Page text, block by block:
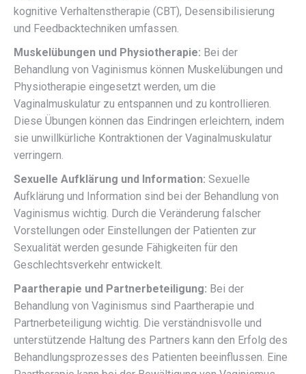
kognitive Verhaltenstherapie (CBT), Desensibilisierung
und Feedbacktechniken umfassen.
Muskelübungen und Physiotherapie: Bei der
Behandlung von Vaginismus können Muskelübungen und
Physiotherapie eingesetzt werden, um die
Vaginalmuskulatur zu entspannen und zu kontrollieren.
Diese Übungen können das Eindringen erleichtern, indem
sie unwillkürliche Kontraktionen der Vaginalmuskulatur
verringern.
Sexuelle Aufklärung und Information: Sexuelle
Aufklärung und Information sind bei der Behandlung von
Vaginismus wichtig. Durch die Veränderung falscher
Vorstellungen oder Einstellungen der Patienten zur
Sexualität werden gesunde Fähigkeiten für den
Geschlechtsverkehr entwickelt.
Paartherapie und Partnerbeteiligung: Bei der
Behandlung von Vaginismus sind Paartherapie und
Partnerbeteiligung wichtig. Die verständnisvolle und
unterstützende Haltung des Partners kann den Erfolg des
Behandlungsprozesses des Patienten beeinflussen. Eine